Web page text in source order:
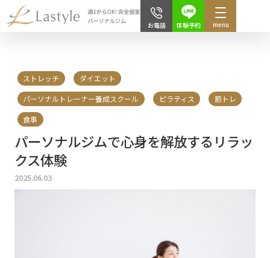
お電話 体験予約 menu
ストレッチ
ダイエット
パーソナルトレーナー養成スクール
ピラティス
筋トレ
食事
パーソナルジムで心身を解放するリラッ
クス体験
2025.06.03